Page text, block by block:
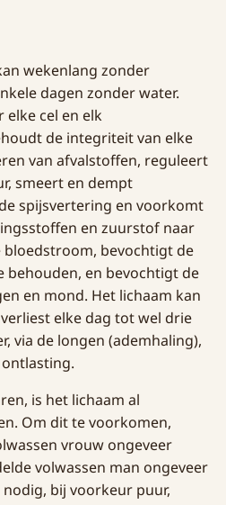
wekenlang zonder
dagen zonder water.
elke cel en elk
de integriteit van elke
van afvalstoffen, reguleert
smeert en dempt
spijsvertering en voorkomt
en zuurstof naar
bloedstroom, bevochtigt de
en bevochtigt de
en mond. Het lichaam kan
elke dag tot wel drie
via de longen (ademhaling),
is het lichaam al
Om dit te voorkomen,
vrouw ongeveer
volwassen man ongeveer
bij voorkeur puur,